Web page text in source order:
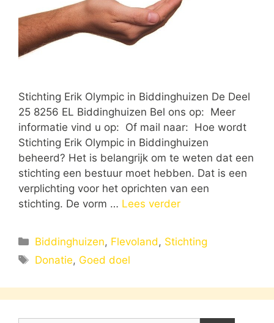
Stichting Erik Olympic in Biddinghuizen De Deel
25 8256 EL Biddinghuizen Bel ons op: Meer
informatie vind u op: Of mail naar: Hoe wordt
Stichting Erik Olympic in Biddinghuizen
beheerd? Het is belangrijk om te weten dat een
stichting een bestuur moet hebben. Dat is een
verplichting voor het oprichten van een
stichting. De vorm … Lees verder
Categorieën
Biddinghuizen, Flevoland , Stichting
Tags
Donatie, Goed doel